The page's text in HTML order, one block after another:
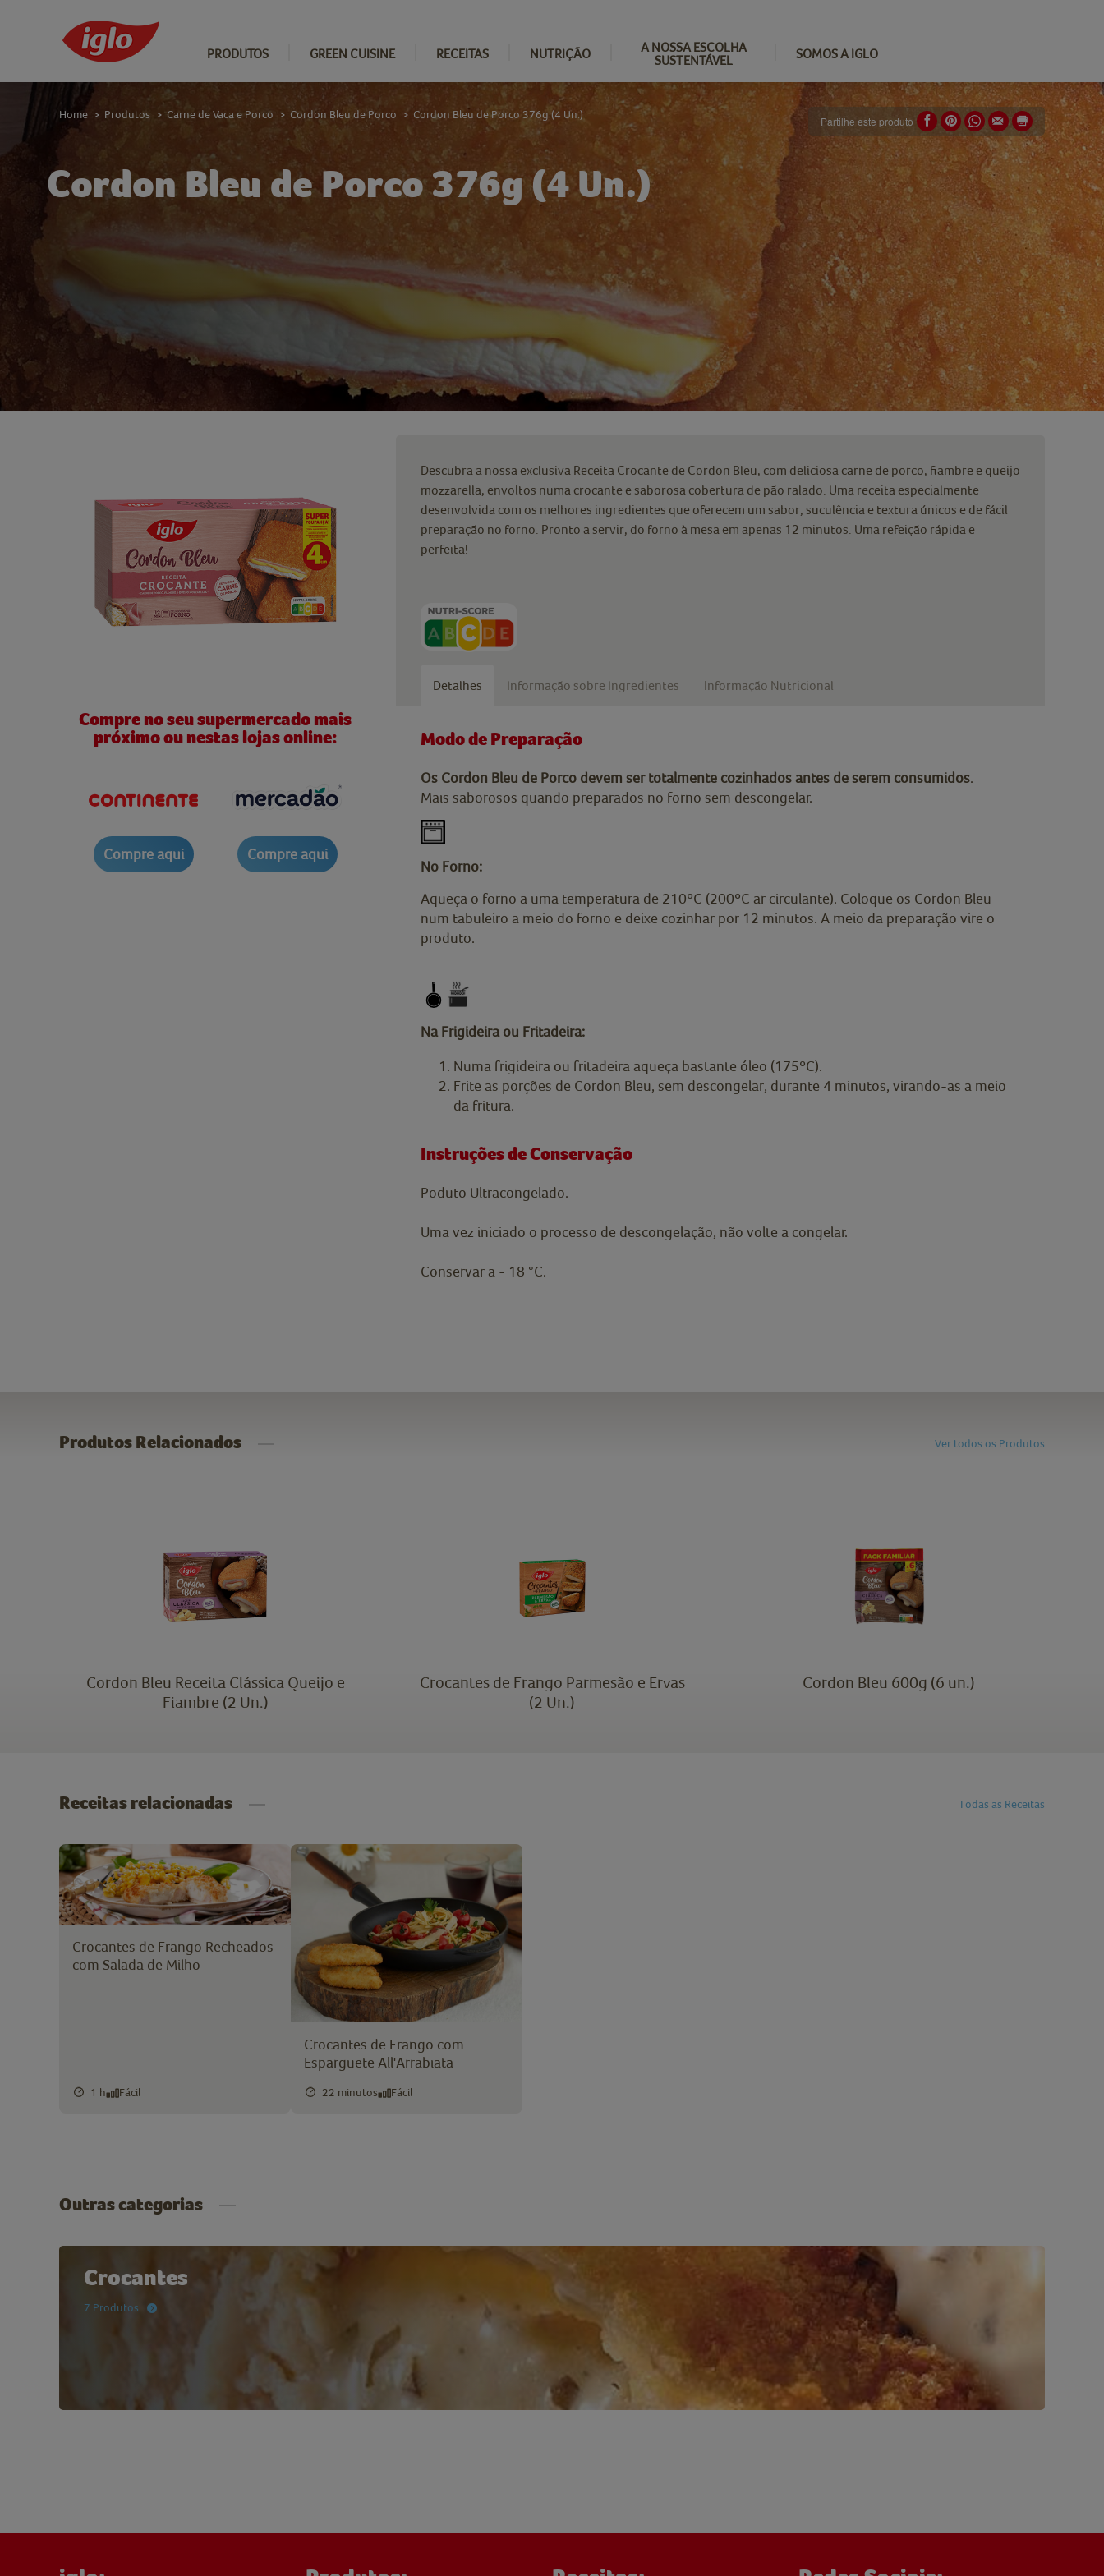
PRODUTOS GREEN CUISINE RECEITAS NUTRIÇÃO
A NOSSA ESCOLHA
SUSTENTÁVEL
SOMOS A IGLO
Cordon Bleu de Porco 376g (4 Un.)
Home > Produtos > Carne de Vaca e Porco > Cordon Bleu de Porco > Cordon Bleu de Porco 376g (4 Un.) Partilhe este produto
Compre no seu supermercado mais
próximo ou nestas lojas online:
Compre aqui Compre aqui
Descubra a nossa exclusiva Receita Crocante de Cordon Bleu, com deliciosa carne de porco, fiambre e queijo
mozzarella, envoltos numa crocante e saborosa cobertura de pão ralado. Uma receita especialmente
desenvolvida com os melhores ingredientes que oferecem um sabor, suculência e textura únicos e de fácil
preparação no forno. Pronto a servir, do forno à mesa em apenas 12 minutos. Uma refeição rápida e
perfeita!
Detalhes Informação sobre Ingredientes Informação Nutricional
Modo de Preparação
Os Cordon Bleu de Porco devem ser totalmente cozinhados antes de serem consumidos.
Mais saborosos quando preparados no forno sem descongelar.
No Forno:
Aqueça o forno a uma temperatura de 210ºC (200ºC ar circulante). Coloque os Cordon Bleu
num tabuleiro a meio do forno e deixe cozinhar por 12 minutos. A meio da preparação vire o
produto.
Na Frigideira ou Fritadeira:
Numa frigideira ou fritadeira aqueça bastante óleo (175ºC).
Frite as porções de Cordon Bleu, sem descongelar, durante 4 minutos, virando-as a meio
da fritura.
Instruções de Conservação
Poduto Ultracongelado.
Uma vez iniciado o processo de descongelação, não volte a congelar.
Conservar a - 18 °C.
Produtos Relacionados Ver todos os Produtos
Cordon Bleu Receita Clássica Queijo e
Fiambre (2 Un.)
Crocantes de Frango Parmesão e Ervas
(2 Un.)
Cordon Bleu 600g (6 un.)
Receitas relacionadas Todas as Receitas
Crocantes de Frango Recheados
com Salada de Milho
1 h Fácil
Crocantes de Frango com
Esparguete All'Arrabiata
22 minutos Fácil
Outras categorias
Crocantes
7 Produtos